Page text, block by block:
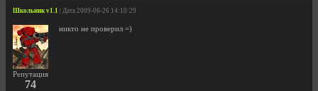
Школьник v1.1 | Дата 2009-06-26 14:10:29
Репутация
74
никто не проверил =)